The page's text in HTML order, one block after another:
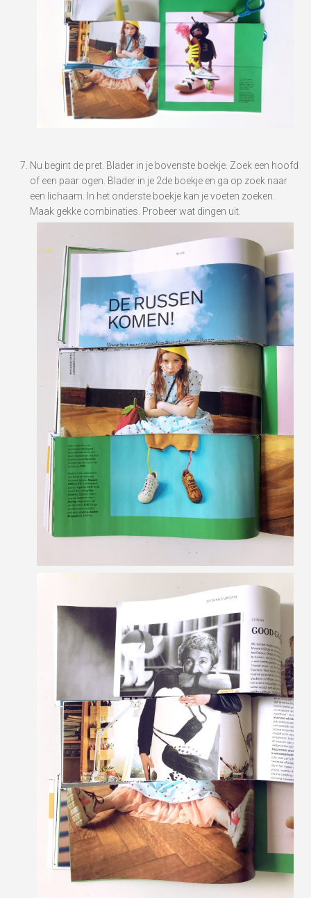
Nu begint de pret. Blader in je bovenste boekje. Zoek een hoofd
of een paar ogen. Blader in je 2de boekje en ga op zoek naar
een lichaam. In het onderste boekje kan je voeten zoeken.
Maak gekke combinaties. Probeer wat dingen uit.